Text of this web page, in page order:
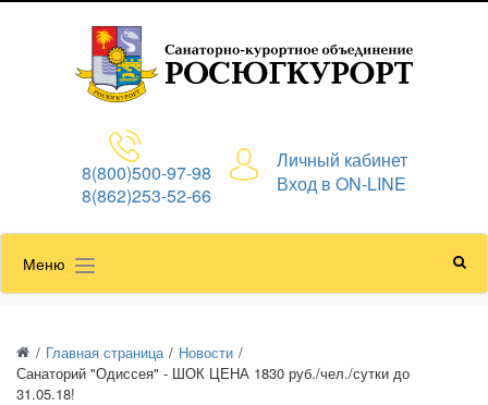
8(800)500-97-98
8(862)253-52-66
Личный кабинет
Вход в ON-LINE
Меню
/ Главная страница / Новости /
Санаторий "Одиссея" - ШОК ЦЕНА 1830 руб./чел./сутки до
31.05.18!